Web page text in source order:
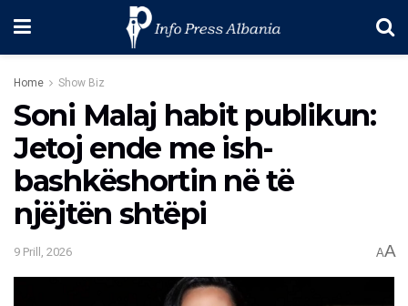
Home Show Biz
Soni Malaj habit publikun:
Jetoj ende me ish-
bashkëshortin në të
njëjtën shtëpi
9 Prill, 2026 AA